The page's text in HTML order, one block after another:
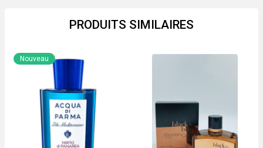
PRODUITS SIMILAIRES
Nouveau